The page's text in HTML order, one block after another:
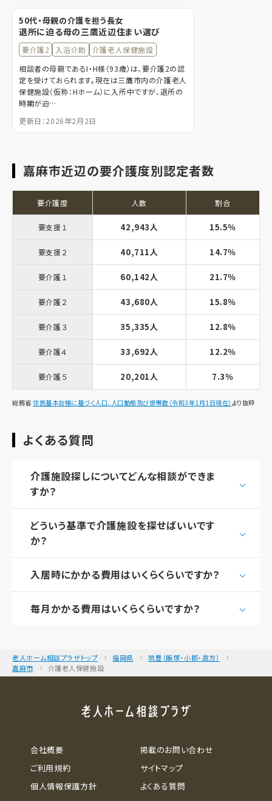
50代・母親の介護を担う長女
退所に迫る母の三鷹近辺住まい選び
要介護2 入浴介助
介護老人保健施設
相談者の母親であるI・H様（93歳）は、要介護2の認
定を受けておられます。現在は三鷹市内の介護老人
保健施設（仮称：Hホーム）に入所中ですが、退所の
時期が迫…
更新日：2026年2月2日
嘉麻市近辺の要介護度別認定者数
要介護度 人数 割合
要支援１ 42,943人 15.5％
要支援２ 40,711人 14.7％
要介護１ 60,142人 21.7％
要介護２ 43,680人 15.8％
要介護３ 35,335人 12.8％
要介護４ 33,692人 12.2％
要介護５ 20,201人 7.3％
総務省住民基本台帳に基づく人口、人口動態及び世帯数（令和3年1月1日現在） より抜粋
よくある質問
介護施設探しについてどんな相談ができま
すか？
どういう基準で介護施設を探せばいいです
か？
入居時にかかる費用はいくらくらいですか？
毎月かかる費用はいくらくらいですか？
老人ホーム相談プラザトップ 福岡県
筑豊（飯塚・小郡・直方）
嘉麻市
介護老人保健施設
会社概要
ご利用規約
個人情報保護方針
掲載のお問い合わせ
サイトマップ
よくある質問